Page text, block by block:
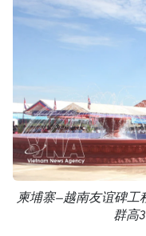
柬埔寨—越南友谊碑工
群高